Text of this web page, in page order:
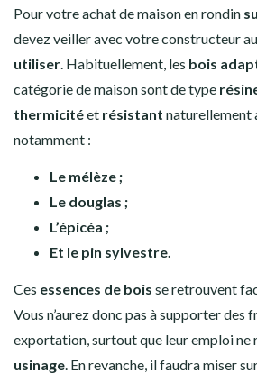
Pour votreachat de maison en rondin
devez veiller avec votre constructeur au
utiliser . Habituellement, les bois
catégorie de maison sont de type
thermicitéet résistant naturellement
notamment :
Le mélèze ;
Le douglas ;
L’épicéa ;
Et le pin sylvestre.
Ces essences de bois se retrouvent
Vous n’aurez donc pas à supporter des
exportation, surtout que leur emploi ne
usinage . En revanche, il faudra miser